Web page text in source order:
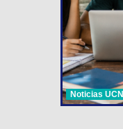
Noticias UCN